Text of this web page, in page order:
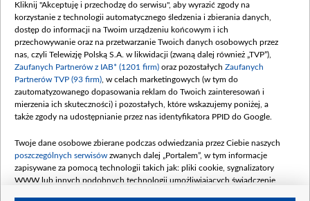
Procedura zgłoszeń wewnętrznych
Kliknij "Akceptuję i przechodzę do serwisu", aby wyrazić zgody na
korzystanie z technologii automatycznego śledzenia i zbierania danych,
dostęp do informacji na Twoim urządzeniu końcowym i ich
przechowywanie oraz na przetwarzanie Twoich danych osobowych przez
nas, czyli Telewizję Polską S.A. w likwidacji (zwaną dalej również „TVP”),
Zaufanych Partnerów z IAB* (1201 firm) oraz pozostałych Zaufanych
Partnerów TVP (93 firm) , w celach marketingowych (w tym do
zautomatyzowanego dopasowania reklam do Twoich zainteresowań i
mierzenia ich skuteczności) i pozostałych, które wskazujemy poniżej, a
także zgody na udostępnianie przez nas identyfikatora PPID do Google.
Twoje dane osobowe zbierane podczas odwiedzania przez Ciebie naszych
poszczególnych serwisów zwanych dalej „Portalem”, w tym informacje
zapisywane za pomocą technologii takich jak: pliki cookie, sygnalizatory
WWW lub innych podobnych technologii umożliwiających świadczenie